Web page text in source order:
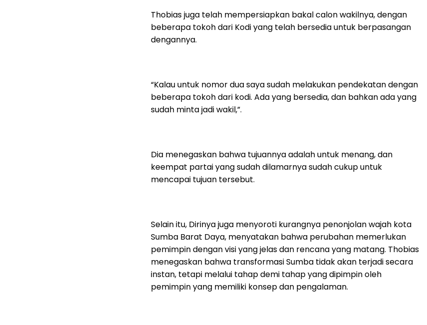
Thobias juga telah mempersiapkan bakal calon wakilnya, dengan
beberapa tokoh dari Kodi yang telah bersedia untuk berpasangan
dengannya.
“Kalau untuk nomor dua saya sudah melakukan pendekatan dengan
beberapa tokoh dari kodi. Ada yang bersedia, dan bahkan ada yang
sudah minta jadi wakil,”.
Dia menegaskan bahwa tujuannya adalah untuk menang, dan
keempat partai yang sudah dilamarnya sudah cukup untuk
mencapai tujuan tersebut.
Selain itu, Dirinya juga menyoroti kurangnya penonjolan wajah kota
Sumba Barat Daya, menyatakan bahwa perubahan memerlukan
pemimpin dengan visi yang jelas dan rencana yang matang. Thobias
menegaskan bahwa transformasi Sumba tidak akan terjadi secara
instan, tetapi melalui tahap demi tahap yang dipimpin oleh
pemimpin yang memiliki konsep dan pengalaman.